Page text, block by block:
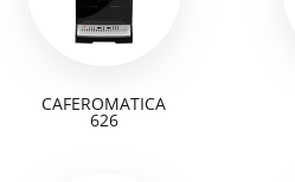
CAFEROMATICA
626